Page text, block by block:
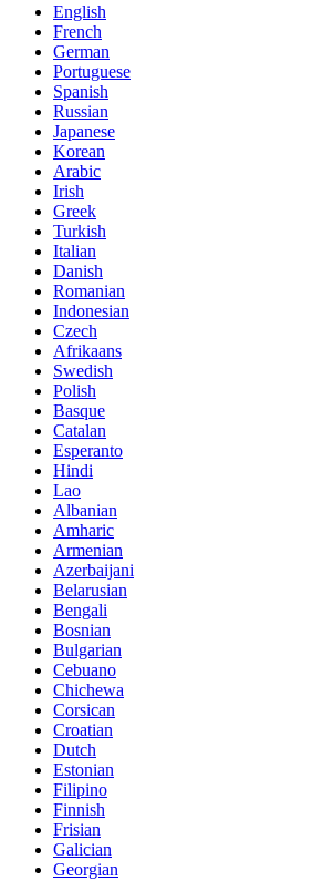
English
French
German
Portuguese
Spanish
Russian
Japanese
Korean
Arabic
Irish
Greek
Turkish
Italian
Danish
Romanian
Indonesian
Czech
Afrikaans
Swedish
Polish
Basque
Catalan
Esperanto
Hindi
Lao
Albanian
Amharic
Armenian
Azerbaijani
Belarusian
Bengali
Bosnian
Bulgarian
Cebuano
Chichewa
Corsican
Croatian
Dutch
Estonian
Filipino
Finnish
Frisian
Galician
Georgian